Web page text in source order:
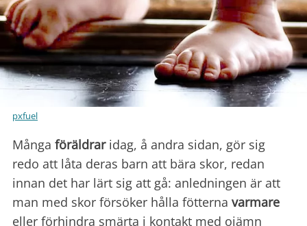
pxfuel
Många föräldraridag, å andra sidan, gör sig
redo att låta deras barn att bära skor, redan
innan det har lärt sig att gå: anledningen är att
man med skor försöker hålla fötterna varmare
eller förhindra smärta i kontakt med ojämn